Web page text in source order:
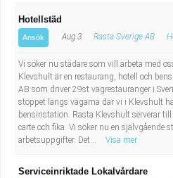
Hotellstäd
Ansök Aug 3 Rasta Sverige AB
Vi söker nu städare som vill arbeta med
Klevshult är en restaurang, hotell och
AB som driver 29st vägrestauranger i
stoppet längs vägarna där vi i Klevshult
bensinstation. Rasta Klevshult serverar
carte och fika. Vi söker nu en självgående
arbetsuppgifter. Det...
Visa mer
Serviceinriktade Lokalvårdare